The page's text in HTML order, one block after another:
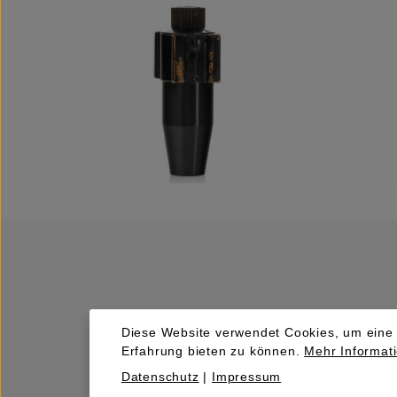
Diese Website verwendet Cookies, um
Erfahrung bieten zu können. Mehr
Datenschutz | Impressum